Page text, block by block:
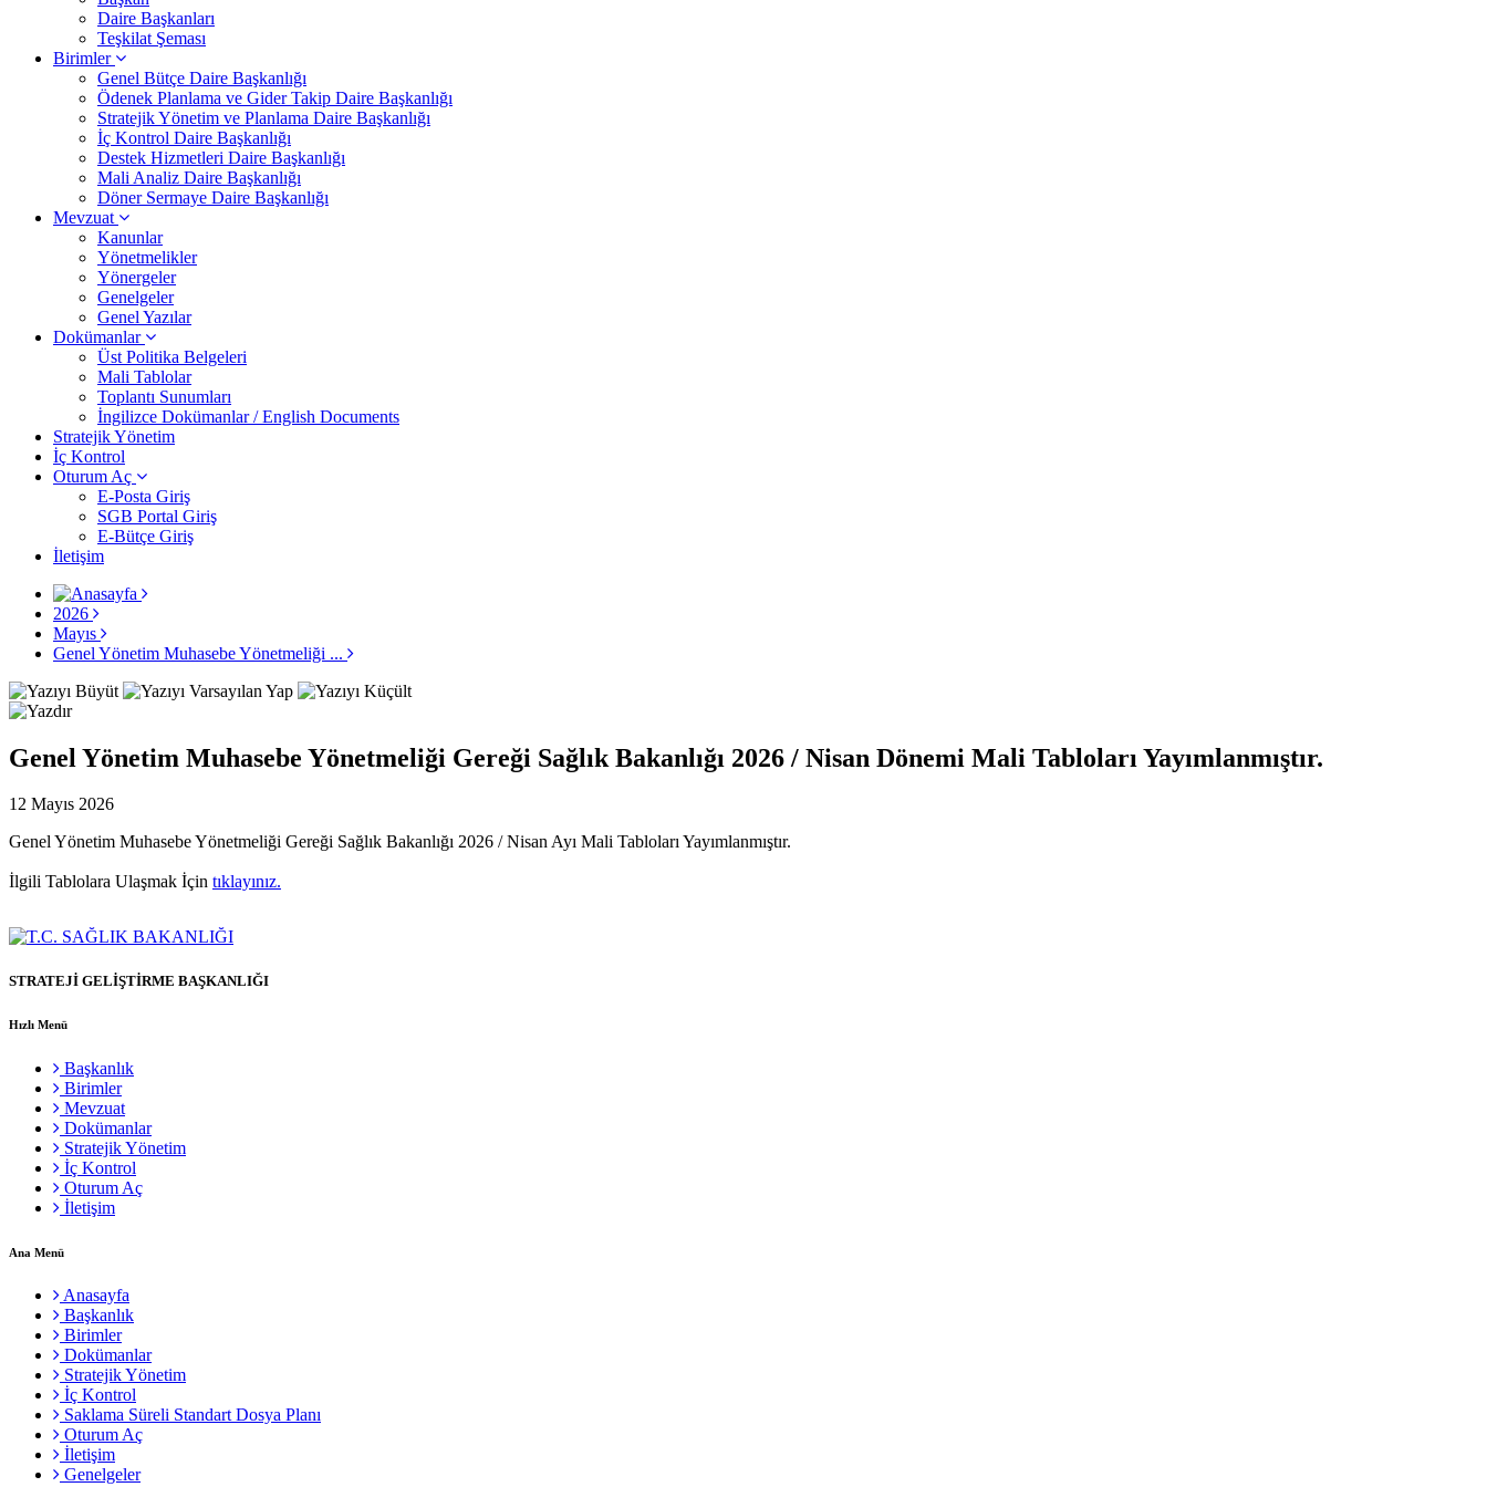
Daire Başkanları
Teşkilat Şeması
Birimler
Genel Bütçe Daire Başkanlığı
Ödenek Planlama ve Gider Takip Daire Başkanlığı
Stratejik Yönetim ve Planlama Daire Başkanlığı
İç Kontrol Daire Başkanlığı
Destek Hizmetleri Daire Başkanlığı
Mali Analiz Daire Başkanlığı
Döner Sermaye Daire Başkanlığı
Mevzuat
Kanunlar
Yönetmelikler
Yönergeler
Genelgeler
Genel Yazılar
Dokümanlar
Üst Politika Belgeleri
Mali Tablolar
Toplantı Sunumları
İngilizce Dokümanlar / English Documents
Stratejik Yönetim
İç Kontrol
Oturum Aç
E-Posta Giriş
SGB Portal Giriş
E-Bütçe Giriş
İletişim
2026
Mayıs
Genel Yönetim Muhasebe Yönetmeliği ...
Genel Yönetim Muhasebe Yönetmeliği Gereği Sağlık Bakanlığı 2026 / Nisan Dönemi Mali Tabloları Yayımlanmıştır.
12 Mayıs 2026
Genel Yönetim Muhasebe Yönetmeliği Gereği Sağlık Bakanlığı 2026 / Nisan Ayı Mali Tabloları Yayımlanmıştır.
İlgili Tablolara Ulaşmak İçin tıklayınız.
STRATEJİ GELİŞTİRME BAŞKANLIĞI
Hızlı Menü
Başkanlık
Birimler
Mevzuat
Dokümanlar
Stratejik Yönetim
İç Kontrol
Oturum Aç
İletişim
Ana Menü
Anasayfa
Başkanlık
Birimler
Dokümanlar
Stratejik Yönetim
İç Kontrol
Saklama Süreli Standart Dosya Planı
Oturum Aç
İletişim
Genelgeler